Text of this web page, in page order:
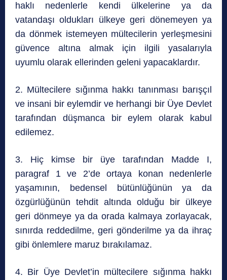
haklı nedenlerle kendi ülkelerine ya da
vatandaşı oldukları ülkeye geri dönemeyen ya
da dönmek istemeyen mültecilerin yerleşmesini
güvence altına almak için ilgili yasalarıyla
uyumlu olarak ellerinden geleni yapacaklardır.
2. Mültecilere sığınma hakkı tanınması barışçıl
ve insani bir eylemdir ve herhangi bir Üye Devlet
tarafından düşmanca bir eylem olarak kabul
edilemez.
3. Hiç kimse bir üye tarafından Madde I,
paragraf 1 ve 2’de ortaya konan nedenlerle
yaşamının, bedensel bütünlüğünün ya da
özgürlüğünün tehdit altında olduğu bir ülkeye
geri dönmeye ya da orada kalmaya zorlayacak,
sınırda reddedilme, geri gönderilme ya da ihraç
gibi önlemlere maruz bırakılamaz.
4. Bir Üye Devlet’in mültecilere sığınma hakkı